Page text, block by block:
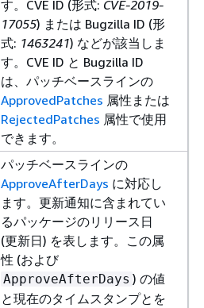
す。CVE ID (形式: CVE-2019-
17055) または Bugzilla ID (形
式: 1463241) などが該当しま
す。CVE ID と Bugzilla ID
は、パッチベースラインの
ApprovedPatches 属性または
RejectedPatches 属性で使用
できます。
パッチベースラインの
ApproveAfterDays に対応し
ます。更新通知に含まれてい
るパッケージのリリース日
(更新日) を表します。この属
性 (および
ApproveAfterDays ) の値
と現在のタイムスタンプとを